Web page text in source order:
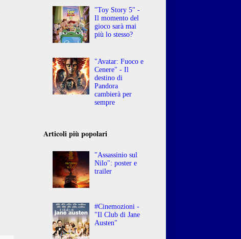
"Toy Story 5" -
Il momento del
gioco sarà mai
più lo stesso?
"Avatar: Fuoco e
Cenere" - Il
destino di
Pandora
cambierà per
sempre
Articoli più popolari
"Assassinio sul
Nilo": poster e
trailer
#Cinemozioni -
"Il Club di Jane
Austen"